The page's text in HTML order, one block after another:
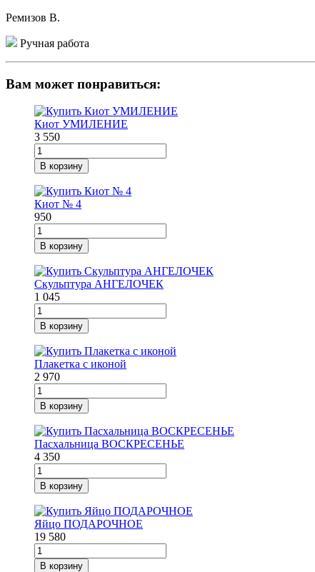
Ремизов В.
Ручная работа
Вам может понравиться:
Киот УМИЛЕНИЕ
3 550
В корзину
Киот № 4
950
В корзину
Скульптура АНГЕЛОЧЕК
1 045
В корзину
Плакетка с иконой
2 970
В корзину
Пасхальница ВОСКРЕСЕНЬЕ
4 350
В корзину
Яйцо ПОДАРОЧНОЕ
19 580
В корзину